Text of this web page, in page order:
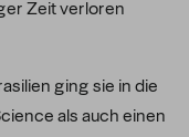
Zeit verloren
ging sie in die
als auch einen